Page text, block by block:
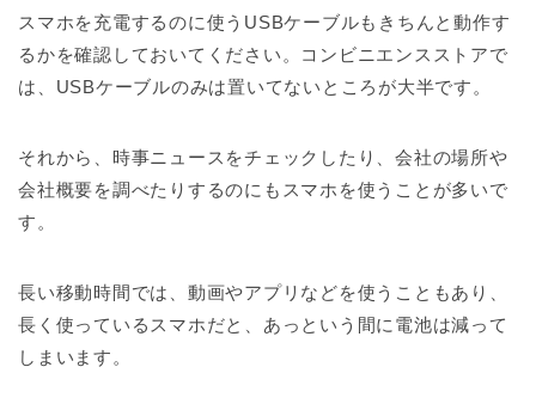
スマホを充電するのに使うUSBケーブルもきちんと動作す
るかを確認しておいてください。コンビニエンスストアで
は、USBケーブルのみは置いてないところが大半です。
それから、時事ニュースをチェックしたり、会社の場所や
会社概要を調べたりするのにもスマホを使うことが多いで
す。
長い移動時間では、動画やアプリなどを使うこともあり、
長く使っているスマホだと、あっという間に電池は減って
しまいます。